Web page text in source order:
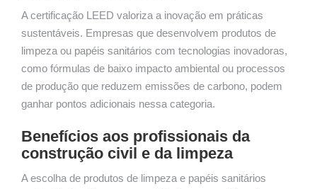
A certificação LEED valoriza a inovação em práticas
sustentáveis. Empresas que desenvolvem produtos de
limpeza ou papéis sanitários com tecnologias inovadoras,
como fórmulas de baixo impacto ambiental ou processos
de produção que reduzem emissões de carbono, podem
ganhar pontos adicionais nessa categoria.
Benefícios aos profissionais da
construção civil e da limpeza
A escolha de produtos de limpeza e papéis sanitários